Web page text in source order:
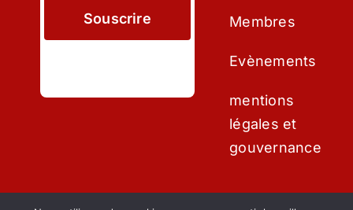
Membres
Evènements
mentions
légales et
gouvernance
Souscrire